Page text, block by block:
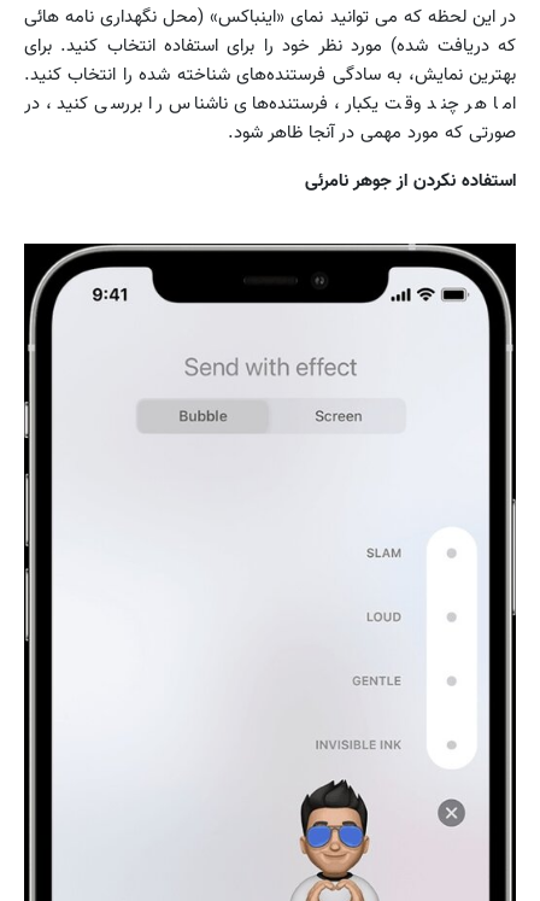
در این لحظه که می توانید نمای «اینباکس» (محل نگهداری نامه هائی
که دریافت شده) مورد نظر خود را برای استفاده انتخاب کنید. برای
بهترین نمایش، به سادگی فرستنده‌های شناخته شده را انتخاب کنید.
اما هر چند وقت یکبار، فرستنده‌های ناشناس را بررسی کنید، در
صورتی که مورد مهمی در آنجا ظاهر شود.
استفاده نکردن از جوهر نامرئی